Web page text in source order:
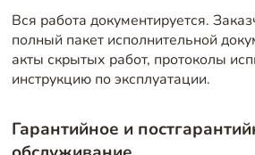
Вся работа документируется.
полный пакет исполнительной
акты скрытых работ, протоколы
инструкцию по эксплуатации.
Гарантийное и